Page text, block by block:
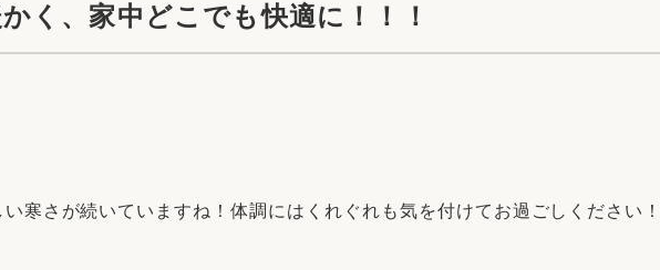
3Dシミュレーション
ルジュ®
く、家中どこでも快適に！！！
寒さが続いていますね！体調にはくれぐれも気を付けてお過ごしください！